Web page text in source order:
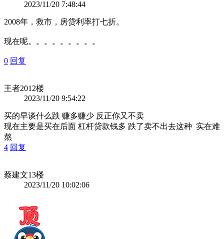
2023/11/20 7:48:44
2008年，救市，房贷利率打七折。
现在呢。。。。。。。。。
0 回复
王者2012楼
2023/11/20 9:54:22
买的早谈什么跌 赚多赚少 反正你又不卖
现在主要是买在后面 杠杆贷款钱多 跌了卖不出去这种 实在难
熬
4 回复
蔡建文13楼
2023/11/20 10:02:06